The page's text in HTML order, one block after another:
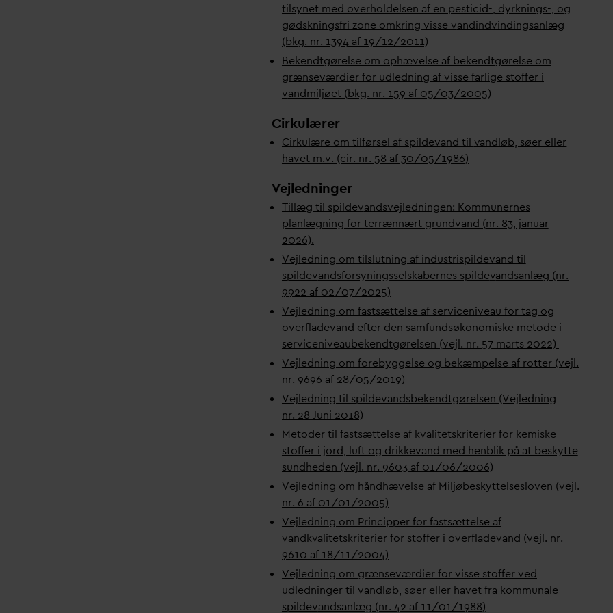
tilsynet med overholdelsen af en pesticid-, dyrknings-, og
gødskningsfri zone omkring visse vandindvindingsanlæg
(bkg. nr. 1394 af 19/12/2011)
Bekendtgørelse om ophævelse af bekendtgørelse om
grænseværdier for udledning af visse farlige stoffer i
vandmiljøet (bkg. nr. 159 af 05/03/2005)
Cirkulærer
Cirkulære om tilførsel af spildevand til vandløb, søer eller
havet m.v. (cir. nr. 58 af 30/05/1986)
Vejledninger
Tillæg til spildevandsvejledningen: Kommunernes
planlægning for terrænnært grundvand (nr. 83, januar
2026).
Vejledning om tilslutning af industrispildevand til
spildevandsforsyningsselskabernes spildevandsanlæg​​ (nr.
9922 af 02/07/2025)
Vejledning om fastsættelse af serviceniveau for tag og
overfladevand efter den samfundsøkonomiske metode i
serviceniveaubekendtgørelsen (vejl. nr. 57 marts 2022)
Vejledning om forebyggelse og bekæmpelse af rotter (vejl.
nr. 9696 af 28/05/2019)
Vejledning til spildevandsbekendtgørelsen (Vejledning
nr. 28 Juni 2018)
Metoder til fastsættelse af kvalitetskriterier for kemiske
stoffer i jord, luft og drikkevand med henblik på at beskytte
sundheden (vejl. nr. 9603 af 01/06/2006)
Vejledning om håndhævelse af Miljøbeskyttelsesloven (vejl.
nr. 6 af 01/01/2005)
Vejledning om Principper for fastsættelse af
vandkvalitetskriterier for stoffer i overfladevand (vejl. nr.
9610 af 18/11/2004)
Vejledning om grænseværdier for visse stoffer ved
udledninger til vandløb, søer eller havet fra kommunale
spildevandsanlæg (nr. 42 af 11/01/1988)